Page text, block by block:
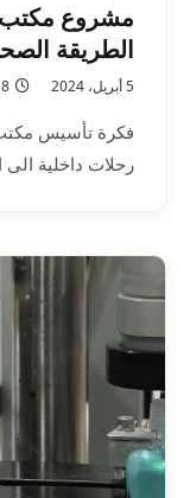
مشروع مكتب
الطريقة
5 أبريل، 2024 8 دقائق
فكرة تأسيس مكتب
رحلات داخلية الى